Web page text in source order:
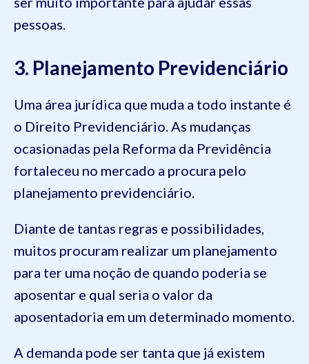
pessoas.
3. Planejamento Previdenciário
Uma área jurídica que muda a todo instante é
o Direito Previdenciário. As mudanças
ocasionadas pela Reforma da Previdência
fortaleceu no mercado a procura pelo
planejamento previdenciário.
Diante de tantas regras e possibilidades,
muitos procuram realizar um planejamento
para ter uma noção de quando poderia se
aposentar e qual seria o valor da
aposentadoria em um determinado momento.
A demanda pode ser tanta que já existem